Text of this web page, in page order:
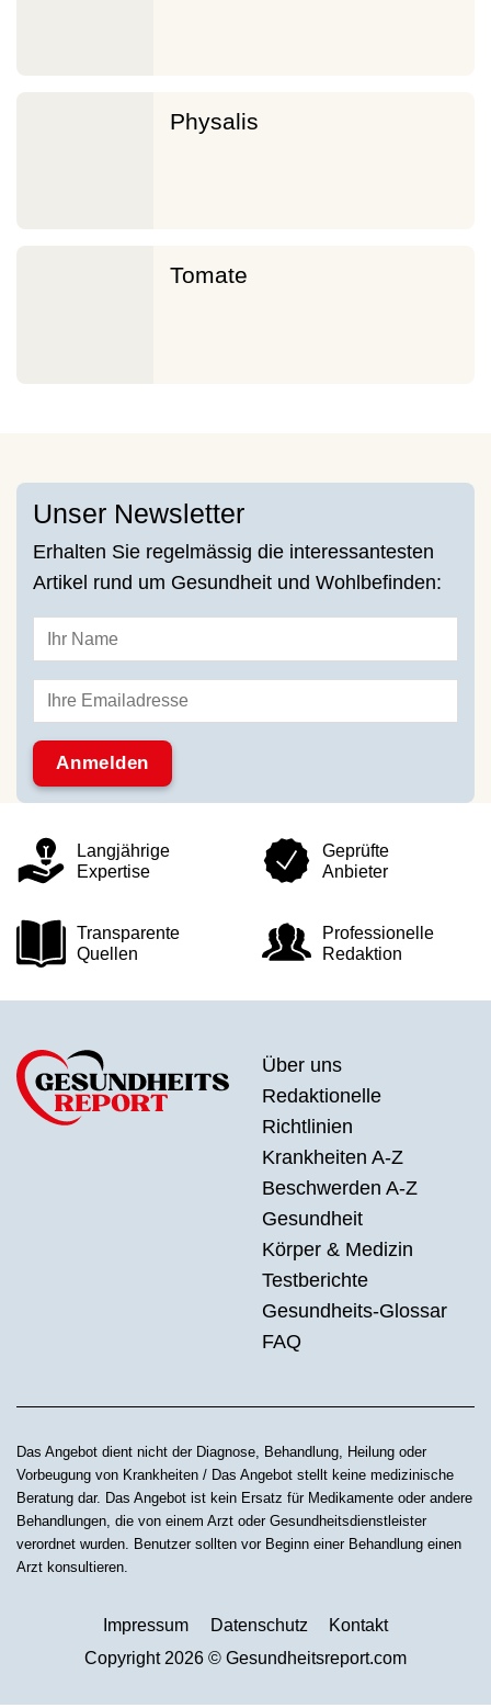
Physalis
Tomate
Unser Newsletter
Erhalten Sie regelmässig die interessantesten
Artikel rund um Gesundheit und Wohlbefinden:
Langjährige
Expertise
Geprüfte
Anbieter
Transparente
Quellen
Professionelle
Redaktion
Über uns
Redaktionelle
Richtlinien
Krankheiten A-Z
Beschwerden A-Z
Gesundheit
Körper & Medizin
Testberichte
Gesundheits-Glossar
FAQ
Das Angebot dient nicht der Diagnose, Behandlung, Heilung oder
Vorbeugung von Krankheiten / Das Angebot stellt keine medizinische
Beratung dar. Das Angebot ist kein Ersatz für Medikamente oder andere
Behandlungen, die von einem Arzt oder Gesundheitsdienstleister
verordnet wurden. Benutzer sollten vor Beginn einer Behandlung einen
Arzt konsultieren.
Impressum Datenschutz
Kontakt
Copyright 2026 © Gesundheitsreport.com